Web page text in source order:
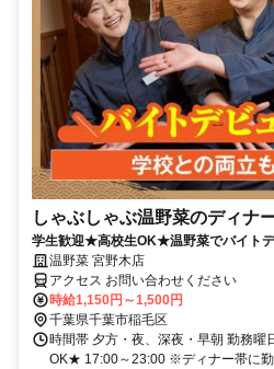
しゃぶしゃぶ温野菜のディナ
学生歓迎★高校生OK★温野菜でバイト
補助有★履歴書不要
温野菜 宮野木店
アクセス お問い合わせください
時給1,150円～1,500円
千葉県千葉市稲毛区
時間帯 夕方・夜、深夜・早朝 勤務
OK★ 17:00～23:00 ※ディナー帯に